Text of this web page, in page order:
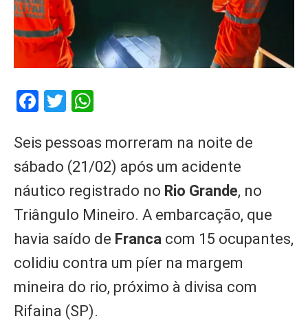
Facebook
Twitter
Seis pessoas morreram na noite de
sábado (21/02) após um acidente
náutico registrado no Rio Grande, no
Triângulo Mineiro. A embarcação, que
havia saído de Franca com 15 ocupantes,
colidiu contra um píer na margem
mineira do rio, próximo à divisa com
Rifaina (SP).